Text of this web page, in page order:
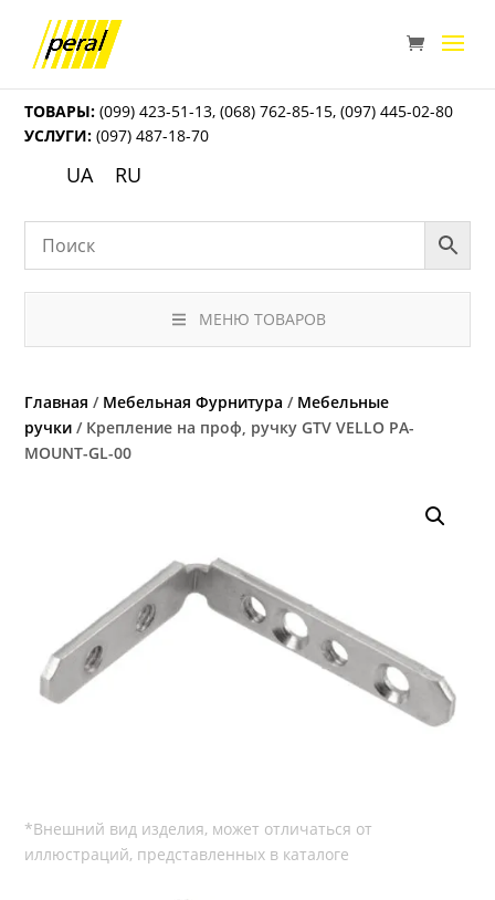
ТОВАРЫ: (099) 423-51-13,(068) 762-85-15,(097) 445-02-80
УСЛУГИ: (097) 487-18-70
UA RU
МЕНЮ ТОВАРОВ
Главная / Мебельная Фурнитура / Мебельные
ручки / Крепление на проф, ручку GTV VELLO PA-
MOUNT-GL-00